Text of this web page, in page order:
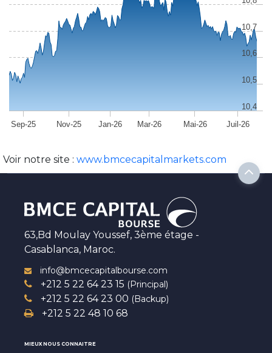
Sep-25 Nov-25 Jan-26 Mar-26 Mai-26 Juil-26
10,4
10,5
10,6
10,7
Voir notre site : www.bmcecapitalmarkets.com
63,Bd Moulay Youssef, 3ème étage -
Casablanca, Maroc.
info@bmcecapitalbourse.com
+212 5 22 64 23 15 (Principal)
+212 5 22 64 23 00 (Backup)
+212 5 22 48 10 68
MIEUX NOUS CONNAITRE